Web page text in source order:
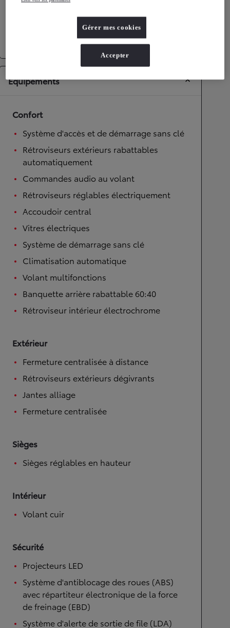
Roues motrices avant
Boîte automatique
Équipements
Confort
Système d'accès et de démarrage sans clé
Rétroviseurs extérieurs rabattables
automatiquement
Commandes audio au volant
Rétroviseurs réglables électriquement
Accoudoir central
Vitres électriques
Système de démarrage sans clé
Climatisation automatique
Volant multifonctions
Banquette arrière rabattable 60:40
Rétroviseur intérieur électrochrome
Extérieur
Fermeture centralisée à distance
Rétroviseurs extérieurs dégivrants
Jantes alliage
Fermeture centralisée
Sièges
Sièges réglables en hauteur
Intérieur
Volant cuir
Sécurité
Projecteurs LED
Système d'antiblocage des roues (ABS)
avec répartiteur électronique de la force
de freinage (EBD)
Système d'alerte de sortie de file (LDA)
Gérer mes cookies
Accepter